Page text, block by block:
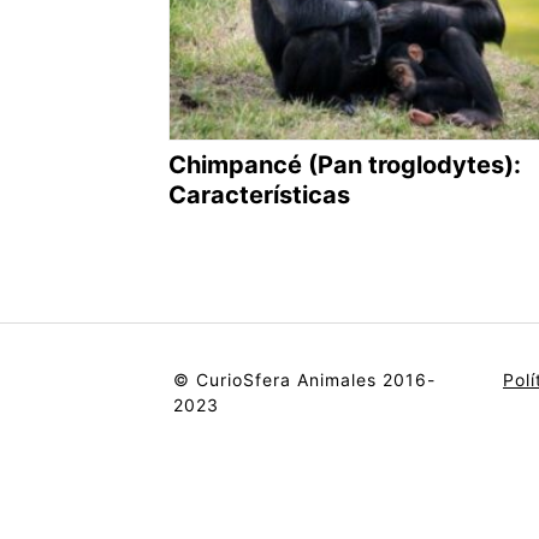
Chimpancé (Pan troglodytes):
Características
© CurioSfera Animales 2016-
2023